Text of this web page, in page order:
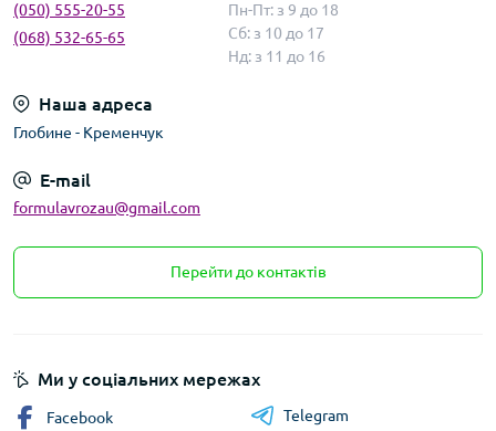
(050) 555-20-55
(068) 532-65-65
Пн-Пт: з 9 до 18
Сб: з 10 до 17
Нд: з 11 до 16
Наша адреса
Глобине - Кременчук
E-mail
formulavrozau@gmail.com
Перейти до контактів
Ми у соціальних мережах
Facebook
Telegram